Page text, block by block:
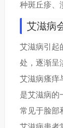
种斑丘疹、
艾滋病
艾滋病引起
处，逐渐呈
艾滋病瘙痒
是艾滋病的
常见于脸部